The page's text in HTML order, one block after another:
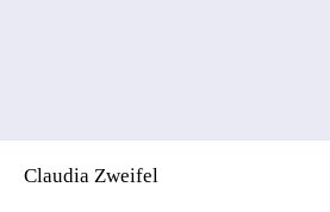
Claudia Zweifel